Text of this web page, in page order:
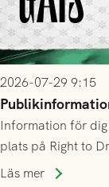
2026-07-29 9:15
Information för
plats på Right to
Läs mer